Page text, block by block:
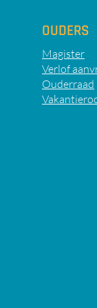
OUDERS
Magister
Verlof
Ouderraad